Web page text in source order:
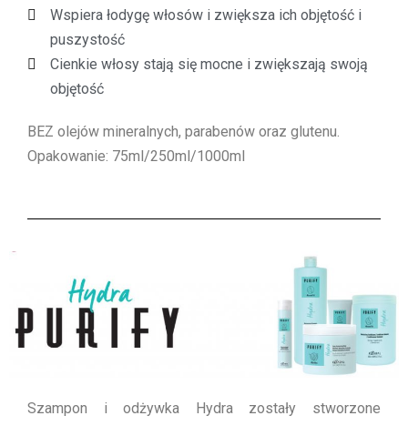
Wspiera łodygę włosów i zwiększa ich objętość i
puszystość
Cienkie włosy stają się mocne i zwiększają swoją
objętość
BEZ olejów mineralnych, parabenów oraz glutenu.
Opakowanie: 75ml/250ml/1000ml
Szampon i odżywka Hydra zostały stworzone